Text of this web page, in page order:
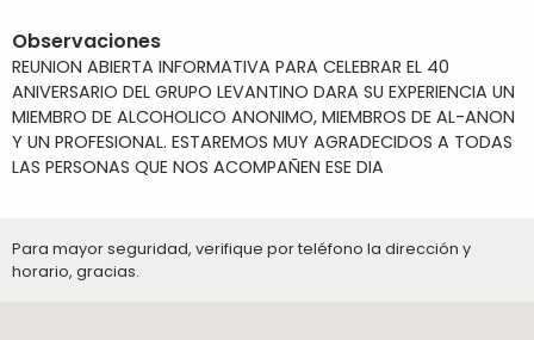
Observaciones
REUNION ABIERTA INFORMATIVA PARA CELEBRAR EL 40
ANIVERSARIO DEL GRUPO LEVANTINO DARA SU EXPERIENCIA UN
MIEMBRO DE ALCOHOLICO ANONIMO, MIEMBROS DE AL-ANON
Y UN PROFESIONAL. ESTAREMOS MUY AGRADECIDOS A TODAS
LAS PERSONAS QUE NOS ACOMPAÑEN ESE DIA
Para mayor seguridad, verifique por teléfono la dirección y
horario, gracias.